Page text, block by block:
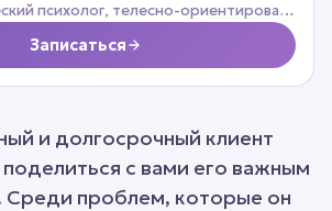
Клинический психолог, телесно-ориентированный психотерапевт
Записаться
и долгосрочный клиент
с вами его важным
проблем, которые он